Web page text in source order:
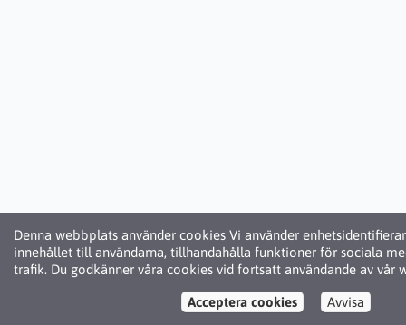
Denna webbplats använder cookies Vi använder
innehållet till användarna, tillhandahålla funktioner för sociala
trafik. Du godkänner våra cookies vid fortsatt användande av vår
Acceptera cookies Avvisa